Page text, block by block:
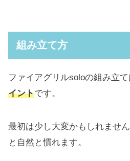
組み立て方
ファイアグリルsoloの組み立て
イントです。
最初は少し大変かもしれませ
と自然と慣れます。